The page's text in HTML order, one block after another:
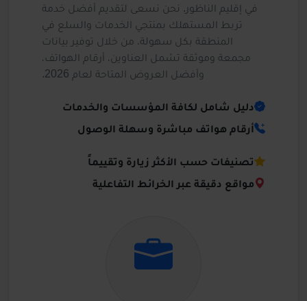
في إقليم الناظور. نحن نسعى لتقديم أفضل خدمة
تربط المستهلك بمنتجي الخدمات والسلع في
المنطقة بكل سهولة، من خلال توفير بيانات
مجمعة وموثقة تشمل العناوين، أرقام الهواتف،
وأفضل العروض المتاحة لعام 2026.
دليل شامل لكافة المؤسسات والخدمات
أرقام هواتف مباشرة وسهلة الوصول
تصنيفات حسب الأكثر زيارة وتقييماً
مواقع دقيقة عبر الخرائط التفاعلية